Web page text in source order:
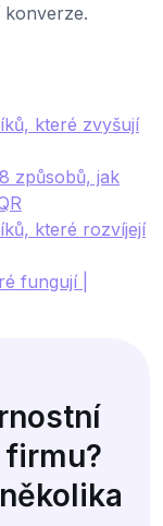
konverze.
které zvyšují
způsobů, jak
které rozvíjejí
fungují |
firmu?